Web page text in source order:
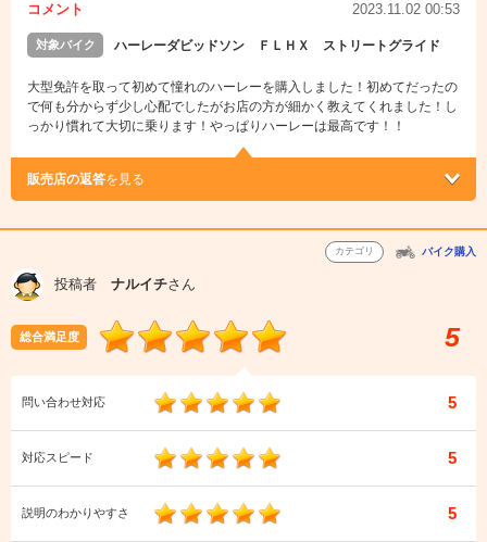
コメント 2023.11.02 00:53
対象バイク ハーレーダビッドソン ＦＬＨＸ ストリートグライド
大型免許を取って初めて憧れのハーレーを購入しました！初めてだったの
で何も分からず少し心配でしたがお店の方が細かく教えてくれました！し
っかり慣れて大切に乗ります！やっぱりハーレーは最高です！！
販売店の返答を見る
カテゴリ バイク購入
投稿者 ナルイチさん
総合満足度 5
問い合わせ対応 5
対応スピード 5
説明のわかりやすさ 5